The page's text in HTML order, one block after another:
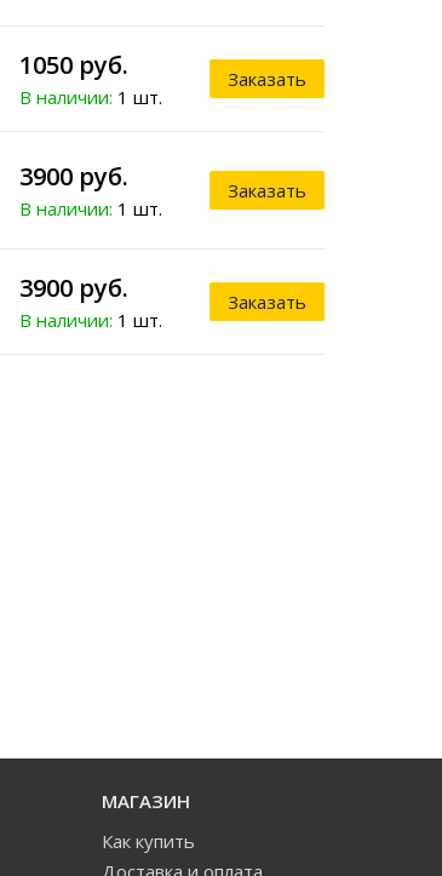
1050 руб.
В наличии: 1 шт.
Заказать
3900 руб.
В наличии: 1 шт.
Заказать
3900 руб.
В наличии: 1 шт.
Заказать
МАГАЗИН
Как купить
Доставка и оплата